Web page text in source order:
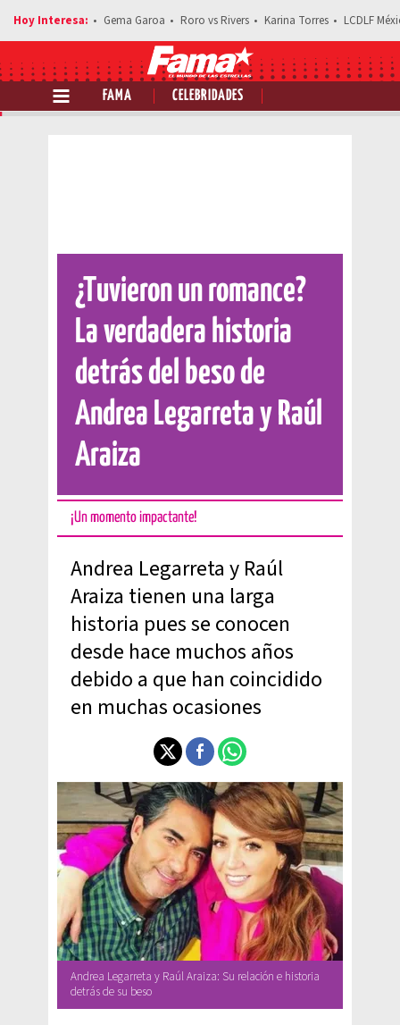
Gema Garoa Roro vs Rivers Karina Torres LCDLF
FAMA CELEBRIDADES
Comparte esta noticia
¿Tuvieron un romance?
La verdadera historia
detrás del beso de
Andrea Legarreta y Raúl
Araiza
¡Un momento impactante!
Andrea Legarreta y Raúl
Araiza tienen una larga
historia pues se conocen
desde hace muchos años
debido a que han coincidido
en muchas ocasiones
Andrea Legarreta y Raúl Araiza: Su relación e historia
detrás de su beso